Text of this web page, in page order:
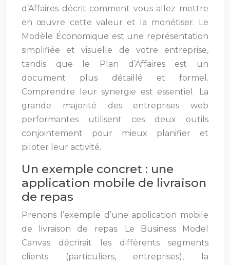
d’Affaires décrit comment vous allez mettre
en œuvre cette valeur et la monétiser. Le
Modèle Économique est une représentation
simplifiée et visuelle de votre entreprise,
tandis que le Plan d’Affaires est un
document plus détaillé et formel.
Comprendre leur synergie est essentiel. La
grande majorité des entreprises web
performantes utilisent ces deux outils
conjointement pour mieux planifier et
piloter leur activité.
Un exemple concret : une
application mobile de livraison
de repas
Prenons l’exemple d’une application mobile
de livraison de repas. Le Business Model
Canvas décrirait les différents segments
clients (particuliers, entreprises), la